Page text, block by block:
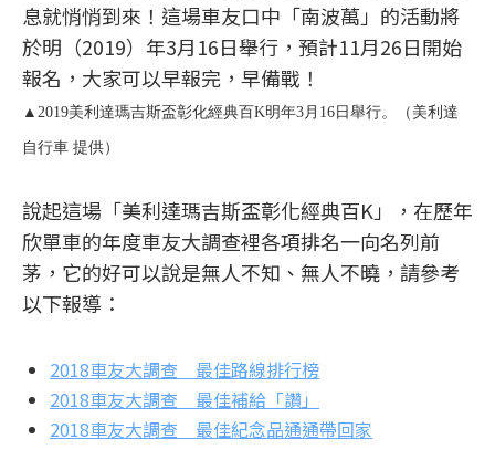
息就悄悄到來！這場車友口中「南波萬」的活動將
於明（2019）年3月16日舉行，預計11月26日開始
報名，大家可以早報完，早備戰！
▲2019美利達瑪吉斯盃彰化經典百K明年3月16日舉行。（美利達
自行車 提供）
說起這場「美利達瑪吉斯盃彰化經典百K」，在歷年
欣單車的年度車友大調查裡各項排名一向名列前
茅，它的好可以說是無人不知、無人不曉，請參考
以下報導：
2018車友大調查 最佳路線排行榜
2018車友大調查 最佳補給「讚」
2018車友大調查 最佳紀念品通通帶回家